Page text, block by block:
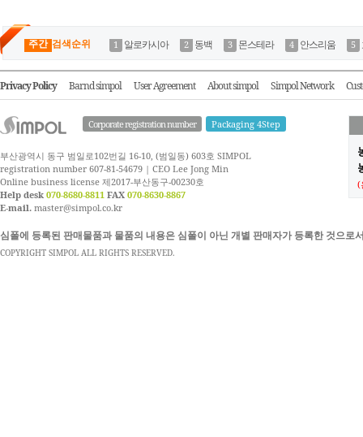
주간 검색순위 알로카시아 동백 몬스테라 안스리움
Privacy Policy Barnd simpol User Agreement About simpol Simpol Network
Corporate registration number Packaging 4Step
부산광역시 동구 범일로102번길 16-10, (범일동) 603호 SIMPOL
registration number 607-81-54679 | CEO Lee Jong Min
Online business license 제2017-부산동구-00230호
Help desk 070-8680-8811 FAX 070-8630-8867
E-mail. master@simpol.co.kr
(
심폴에 등록된 판매물품과 물품의 내용은 심폴이 아닌 개별 판매자가 등록한 것으
COPYRIGHT SIMPOL ALL RIGHTS RESERVED.